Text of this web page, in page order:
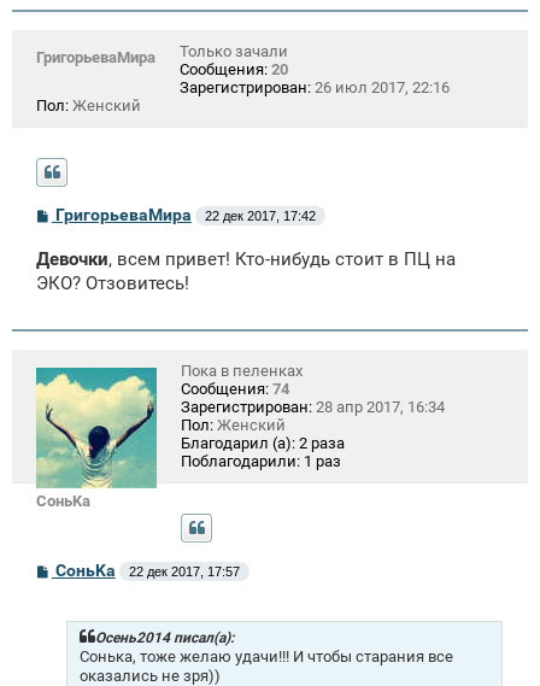
ГригорьеваМира
Только зачали
Сообщения: 20
Зарегистрирован: 26 июл 2017, 22:16
Пол: Женский
С
б
щ
и
ГригорьеваМира 22 дек 2017, 17:42
Девочки, всем привет! Кто-нибудь стоит в ПЦ на
ЭКО? Отзовитесь!
СоньKa
Пока в пеленках
Сообщения: 74
Зарегистрирован: 28 апр 2017, 16:34
Пол: Женский
Благодарил (а): 2 раза
Поблагодарили: 1 раз
ССоньKa 22 дек 2017, 17:57
Осень2014 писал(а):
Сонька, тоже желаю удачи!!! И чтобы старания все
оказались не зря))